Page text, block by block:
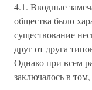
4.1. Вводные
общества было
существование
друг от друга
Однако при всем
заключалось в